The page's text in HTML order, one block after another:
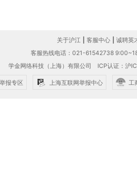
关于沪江 客服中心
诚聘英
客服热线电话：021-61542738
学金网络科技（上海）有限公司 ICP认证：沪
报专区 上海互联网举报中心 工